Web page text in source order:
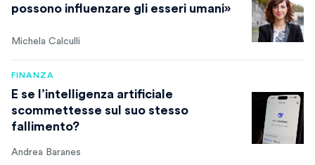
possono influenzare gli esseri umani»
Michela Calculli
FINANZA
E se l’intelligenza artificiale
scommettesse sul suo stesso
fallimento?
Andrea Baranes